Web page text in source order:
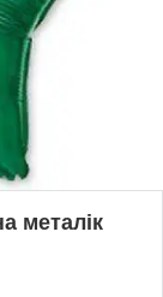
металік